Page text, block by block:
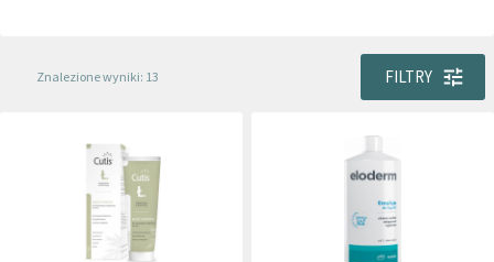
Znalezione wyniki: 13 FILTRY